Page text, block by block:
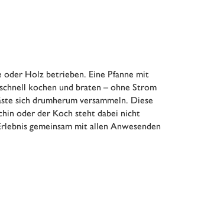
Holz betrieben. Eine Pfanne mit
kochen und braten – ohne Strom
sich drumherum versammeln. Diese
oder der Koch steht dabei nicht
gemeinsam mit allen Anwesenden